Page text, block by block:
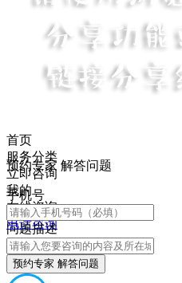
首页
服务分类
立即咨询
我的
在线咨询
电话咨询
预约专家 解答问题
手机号
问题描述
预约专家 解答问题